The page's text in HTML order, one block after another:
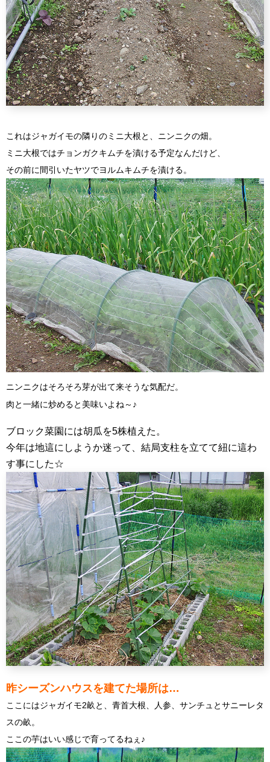
これはジャガイモの隣りのミニ大根と、ニンニクの畑。
ミニ大根ではチョンガクキムチを漬ける予定なんだけど、
その前に間引いたヤツでヨルムキムチを漬ける。
ニンニクはそろそろ芽が出て来そうな気配だ。
肉と一緒に炒めると美味いよね～♪
ブロック菜園には胡瓜を5株植えた。
今年は地這にしようか迷って、結局支柱を立てて紐に這わ
す事にした☆
昨シーズンハウスを建てた場所は…
ここにはジャガイモ2畝と、青首大根、人参、サンチュとサニーレタ
スの畝。
ここの芋はいい感じで育ってるねぇ♪